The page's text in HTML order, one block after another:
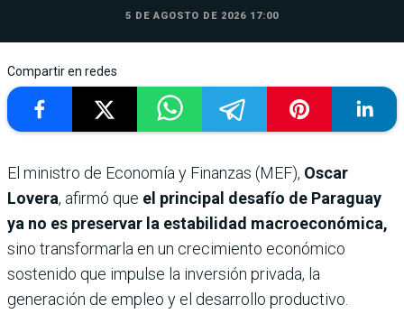
5 DE AGOSTO DE 2026 17:00
Compartir en redes
El ministro de Economía y Finanzas (MEF), Oscar
Lovera, afirmó que el principal desafío de Paraguay
ya no es preservar la estabilidad macroeconómica,
sino transformarla en un crecimiento económico
sostenido que impulse la inversión privada, la
generación de empleo y el desarrollo productivo.